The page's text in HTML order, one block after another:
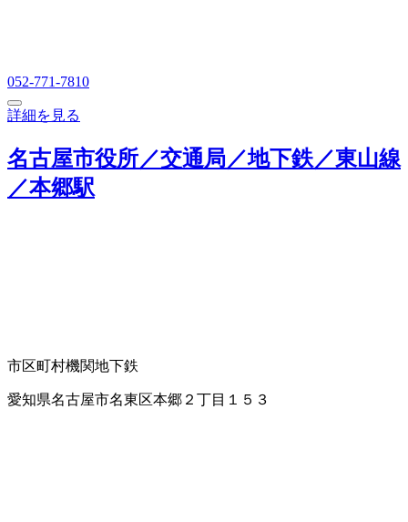
052-771-7810
詳細を見る
名古屋市役所／交通局／地下鉄／東山線
／本郷駅
市区町村機関地下鉄
愛知県名古屋市名東区本郷２丁目１５３